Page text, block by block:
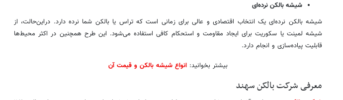
شیشه‌ بالکن نرده‌ای
شیشه بالکن نرده‌ای یک انتخاب اقتصادی و عالی برای زمانی است که تراس یا بالکن شما نرده دارد. دراین‌حالت، از
شیشه لمینت یا سکوریت برای ایجاد مقاومت و استحکام کافی استفاده می‌شود. این طرح همچنین در اکثر محیط‌ها
قابلیت پیاده‌سازی و انجام دارد.
بیشتر بخوانید: انواع شیشه بالکن و قیمت آن
معرفی شرکت بالکن سهند